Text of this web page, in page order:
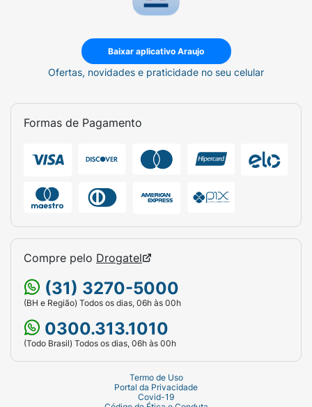
Distúrbio eletrolítico não compensado (ex.
Pressão sanguínea arterial baixa acentuada;
Pacientes que recebem tratamento
Miastenia grave (doença na qual a
Ocorrência de infarto agudo do miocárdio
nos últimos 3 meses.
Baixar aplicativo Araujo
Ofertas, novidades e praticidade no seu celular
Formas de Pagamento
Compre pelo Drogatel
(31) 3270-5000
(BH e Região) Todos os dias, 06h às 00h
0300.313.1010
(Todo Brasil) Todos os dias, 06h às 00h
Termo de Uso
Portal da Privacidade
Covid-19